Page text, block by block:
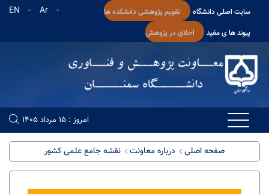
سایت اصلی دانشگاه
تقویم پژوهشی دانشکده ها
پیوند ها ی مفید
اخلاق در پژوهش
EN Ar
امروز : 15 مرداد 1405
صفحه اصلی درباره معاونت نقشه جامع علمی کشور